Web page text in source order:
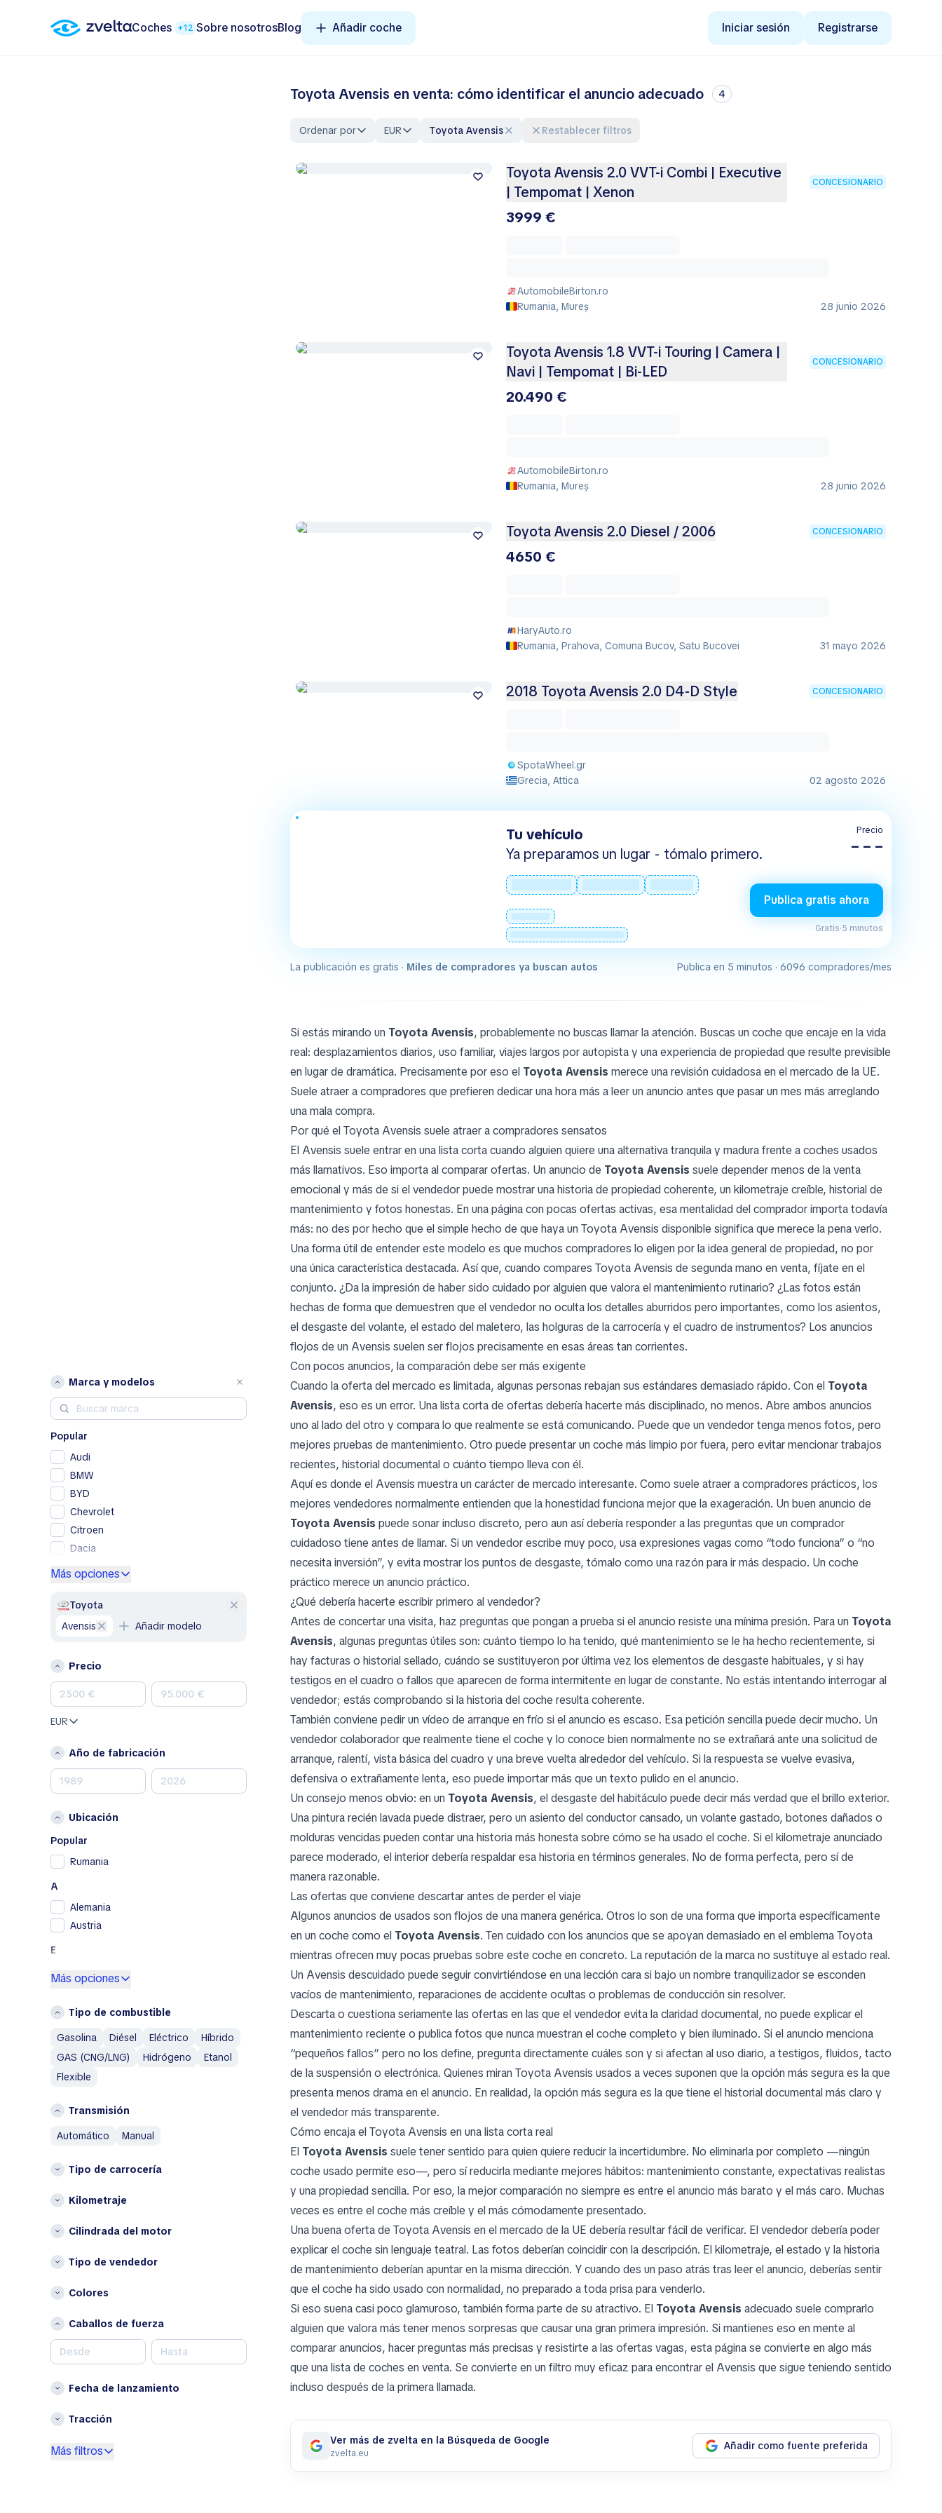
Coches +12 Sobre nosotrosBlog Añadir coche Iniciar sesión Registrarse
Marca y modelos
Popular
Audi
BMW
BYD
Chevrolet
Citroen
Dacia
GMC
Honda
Land Rover
Mercedes-Benz
MINI
Mitsubishi
Opel
Peugeot
Porsche
Skoda
SsangYong
Volvo
A
Abarth
AM General
Aston Martin
Austin Healey
Avatr
Bentley
Brabus
Changan
Chery
Cupra
Más opciones
Toyota
Avensis
Añadir modelo
Precio
EUR
Año de fabricación
Ubicación
Popular
Rumania
A
Alemania
Austria
E
España
Grecia
Italia
Países Bajos
Bélgica
Chipre
Croacia
Eslovenia
Finlandia
Francia
Irlanda
Letonia
Lituania
Luxemburgo
Más opciones
Tipo de combustible
Gasolina
Diésel Eléctrico
Híbrido
GAS (CNG/LNG)
Hidrógeno
Etanol
Flexible
Transmisión
automático
manual
Tipo de carrocería
Kilometraje
Cilindrada del motor
Tipo de vendedor
Colores
Caballos de fuerza
Fecha de lanzamiento
Tracción
Más filtros
Toyota Avensis en venta: cómo identificar el anuncio adecuado 4
Ordenar por EUR Toyota Avensis Restablecer filtros
Toyota Avensis 2.0 VVT-i Combi | Executive
| Tempomat | Xenon
CONCESIONARIO
3999 €
AutomobileBirton.ro
Rumania, Mureș
28 junio 2026
Toyota Avensis 1.8 VVT-i Touring | Camera |
Navi | Tempomat | Bi-LED
CONCESIONARIO
20.490 €
AutomobileBirton.ro
Rumania, Mureș
28 junio 2026
Toyota Avensis 2.0 Diesel / 2006 CONCESIONARIO
4650 €
HaryAuto.ro
Rumania, Prahova, Comuna Bucov, Satu Bucovei
31 mayo 2026
2018 Toyota Avensis 2.0 D4-D Style CONCESIONARIO
SpotaWheel.gr
Grecia, Attica
02 agosto 2026
Tu vehículo
Ya preparamos un lugar - tómalo primero.
Precio
– – –
Publica gratis ahora
Gratis·5 minutos
La publicación es gratis · Miles de compradores ya buscan autos Publica en 5 minutos · 6096 compradores/mes
Si estás mirando un Toyota Avensis, probablemente no buscas llamar la atención. Buscas un coche que encaje en la vida
real: desplazamientos diarios, uso familiar, viajes largos por autopista y una experiencia de propiedad que resulte previsible
en lugar de dramática. Precisamente por eso el Toyota Avensis merece una revisión cuidadosa en el mercado de la UE.
Suele atraer a compradores que prefieren dedicar una hora más a leer un anuncio antes que pasar un mes más arreglando
una mala compra.
Por qué el Toyota Avensis suele atraer a compradores sensatos
El Avensis suele entrar en una lista corta cuando alguien quiere una alternativa tranquila y madura frente a coches usados
más llamativos. Eso importa al comparar ofertas. Un anuncio de Toyota Avensis suele depender menos de la venta
emocional y más de si el vendedor puede mostrar una historia de propiedad coherente, un kilometraje creíble, historial de
mantenimiento y fotos honestas. En una página con pocas ofertas activas, esa mentalidad del comprador importa todavía
más: no des por hecho que el simple hecho de que haya un Toyota Avensis disponible significa que merece la pena verlo.
Una forma útil de entender este modelo es que muchos compradores lo eligen por la idea general de propiedad, no por
una única característica destacada. Así que, cuando compares Toyota Avensis de segunda mano en venta, fíjate en el
conjunto. ¿Da la impresión de haber sido cuidado por alguien que valora el mantenimiento rutinario? ¿Las fotos están
hechas de forma que demuestren que el vendedor no oculta los detalles aburridos pero importantes, como los asientos,
el desgaste del volante, el estado del maletero, las holguras de la carrocería y el cuadro de instrumentos? Los anuncios
flojos de un Avensis suelen ser flojos precisamente en esas áreas tan corrientes.
Con pocos anuncios, la comparación debe ser más exigente
Cuando la oferta del mercado es limitada, algunas personas rebajan sus estándares demasiado rápido. Con el Toyota
Avensis, eso es un error. Una lista corta de ofertas debería hacerte más disciplinado, no menos. Abre ambos anuncios
uno al lado del otro y compara lo que realmente se está comunicando. Puede que un vendedor tenga menos fotos, pero
mejores pruebas de mantenimiento. Otro puede presentar un coche más limpio por fuera, pero evitar mencionar trabajos
recientes, historial documental o cuánto tiempo lleva con él.
Aquí es donde el Avensis muestra un carácter de mercado interesante. Como suele atraer a compradores prácticos, los
mejores vendedores normalmente entienden que la honestidad funciona mejor que la exageración. Un buen anuncio de
Toyota Avensis puede sonar incluso discreto, pero aun así debería responder a las preguntas que un comprador
cuidadoso tiene antes de llamar. Si un vendedor escribe muy poco, usa expresiones vagas como “todo funciona” o “no
necesita inversión”, y evita mostrar los puntos de desgaste, tómalo como una razón para ir más despacio. Un coche
práctico merece un anuncio práctico.
¿Qué debería hacerte escribir primero al vendedor?
Antes de concertar una visita, haz preguntas que pongan a prueba si el anuncio resiste una mínima presión. Para un Toyota
Avensis, algunas preguntas útiles son: cuánto tiempo lo ha tenido, qué mantenimiento se le ha hecho recientemente, si
hay facturas o historial sellado, cuándo se sustituyeron por última vez los elementos de desgaste habituales, y si hay
testigos en el cuadro o fallos que aparecen de forma intermitente en lugar de constante. No estás intentando interrogar al
vendedor; estás comprobando si la historia del coche resulta coherente.
También conviene pedir un vídeo de arranque en frío si el anuncio es escaso. Esa petición sencilla puede decir mucho. Un
vendedor colaborador que realmente tiene el coche y lo conoce bien normalmente no se extrañará ante una solicitud de
arranque, ralentí, vista básica del cuadro y una breve vuelta alrededor del vehículo. Si la respuesta se vuelve evasiva,
defensiva o extrañamente lenta, eso puede importar más que un texto pulido en el anuncio.
Un consejo menos obvio: en un Toyota Avensis, el desgaste del habitáculo puede decir más verdad que el brillo exterior.
Una pintura recién lavada puede distraer, pero un asiento del conductor cansado, un volante gastado, botones dañados o
molduras vencidas pueden contar una historia más honesta sobre cómo se ha usado el coche. Si el kilometraje anunciado
parece moderado, el interior debería respaldar esa historia en términos generales. No de forma perfecta, pero sí de
manera razonable.
Las ofertas que conviene descartar antes de perder el viaje
Algunos anuncios de usados son flojos de una manera genérica. Otros lo son de una forma que importa específicamente
en un coche como el Toyota Avensis. Ten cuidado con los anuncios que se apoyan demasiado en el emblema Toyota
mientras ofrecen muy pocas pruebas sobre este coche en concreto. La reputación de la marca no sustituye al estado real.
Un Avensis descuidado puede seguir convirtiéndose en una lección cara si bajo un nombre tranquilizador se esconden
vacíos de mantenimiento, reparaciones de accidente ocultas o problemas de conducción sin resolver.
Descarta o cuestiona seriamente las ofertas en las que el vendedor evita la claridad documental, no puede explicar el
mantenimiento reciente o publica fotos que nunca muestran el coche completo y bien iluminado. Si el anuncio menciona
“pequeños fallos” pero no los define, pregunta directamente cuáles son y si afectan al uso diario, a testigos, fluidos, tacto
de la suspensión o electrónica. Quienes miran Toyota Avensis usados a veces suponen que la opción más segura es la que
presenta menos drama en el anuncio. En realidad, la opción más segura es la que tiene el historial documental más claro y
el vendedor más transparente.
Cómo encaja el Toyota Avensis en una lista corta real
El Toyota Avensis suele tener sentido para quien quiere reducir la incertidumbre. No eliminarla por completo —ningún
coche usado permite eso—, pero sí reducirla mediante mejores hábitos: mantenimiento constante, expectativas realistas
y una propiedad sencilla. Por eso, la mejor comparación no siempre es entre el anuncio más barato y el más caro. Muchas
veces es entre el coche más creíble y el más cómodamente presentado.
Una buena oferta de Toyota Avensis en el mercado de la UE debería resultar fácil de verificar. El vendedor debería poder
explicar el coche sin lenguaje teatral. Las fotos deberían coincidir con la descripción. El kilometraje, el estado y la historia
de mantenimiento deberían apuntar en la misma dirección. Y cuando des un paso atrás tras leer el anuncio, deberías sentir
que el coche ha sido usado con normalidad, no preparado a toda prisa para venderlo.
Si eso suena casi poco glamuroso, también forma parte de su atractivo. El Toyota Avensis adecuado suele comprarlo
alguien que valora más tener menos sorpresas que causar una gran primera impresión. Si mantienes eso en mente al
comparar anuncios, hacer preguntas más precisas y resistirte a las ofertas vagas, esta página se convierte en algo más
que una lista de coches en venta. Se convierte en un filtro muy eficaz para encontrar el Avensis que sigue teniendo sentido
incluso después de la primera llamada.
Ver más de zvelta en la Búsqueda de Google
zvelta.eu
Añadir como fuente preferida